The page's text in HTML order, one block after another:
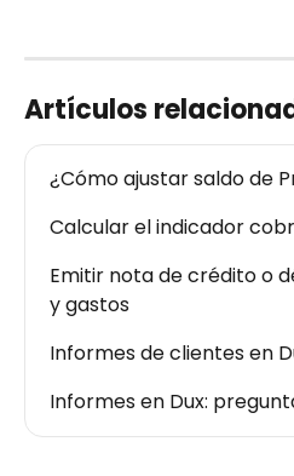
Artículos
¿Cómo ajustar saldo de
Calcular el indicador
Emitir nota de crédito o
y gastos
Informes de clientes en
Informes en Dux: